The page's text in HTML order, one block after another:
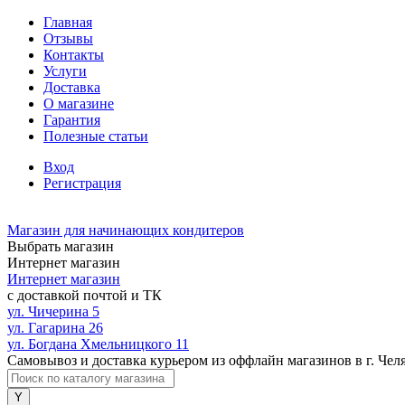
Главная
Отзывы
Контакты
Услуги
Доставка
О магазине
Гарантия
Полезные статьи
Вход
Регистрация
Магазин для начинающих кондитеров
Выбрать магазин
Интернет магазин
Интернет магазин
с доставкой почтой и ТК
ул. Чичерина 5
ул. Гагарина 26
ул. Богдана Хмельницкого 11
Самовывоз и доставка курьером из оффлайн магазинов в г.